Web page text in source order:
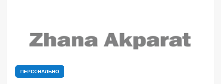
ПЕРСОНАЛЬНО